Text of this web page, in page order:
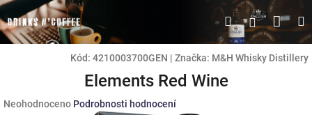
Přejít
na
obsah
HledatPřihlášení
Kód: 4210003700GEN | Značka: M&H Whisky Distillery
Elements Red Wine
Průměrné
Neohodnoceno Podrobnosti hodnocení